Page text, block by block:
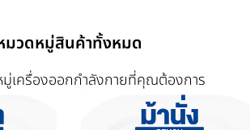
มวดหมู่สินค้าทั้งหมด
มู่เครื่องออกกำลังกายที่คุณต้องการ